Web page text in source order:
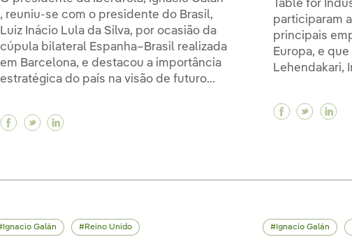
, reuniu-se com o presidente do Brasil,
Luiz Inácio Lula da Silva, por ocasião da
cúpula bilateral Espanha–Brasil realizada
em Barcelona, e destacou a importância
estratégica do país na visão de futuro...
Facebook Em encontro com Lula da Silva, Ignacio
Twitter Em encontro com Lula da Silva, Ignacio
Linkedin Em encontro com Lula da Silva,
Table for
participaram
principais
Europa, e
Lehendakari,
Ignacio Galán Reino Unido Ignacio Galán